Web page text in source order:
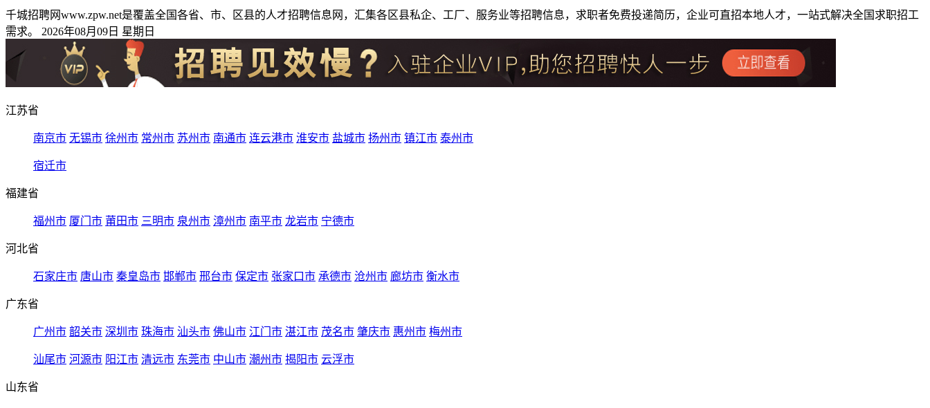
千城招聘网www.zpw.net是覆盖全国各省、市、区县的人才招聘信息网，汇集各区县私企、工厂、服务业等招聘信息，求职者免费投递简历，企业可直招本地人才，一站式解决全国求职招工
需求。 2026年08月09日 星期日
江苏省
南京市 无锡市 徐州市 常州市 苏州市 南通市 连云港市 淮安市 盐城市 扬州市 镇江市 泰州市
宿迁市
福建省
福州市 厦门市 莆田市 三明市 泉州市 漳州市 南平市 龙岩市 宁德市
河北省
石家庄市 唐山市 秦皇岛市 邯郸市 邢台市 保定市 张家口市 承德市 沧州市 廊坊市 衡水市
广东省
广州市 韶关市 深圳市 珠海市 汕头市 佛山市 江门市 湛江市 茂名市 肇庆市 惠州市 梅州市
汕尾市 河源市 阳江市 清远市 东莞市 中山市 潮州市 揭阳市 云浮市
山东省